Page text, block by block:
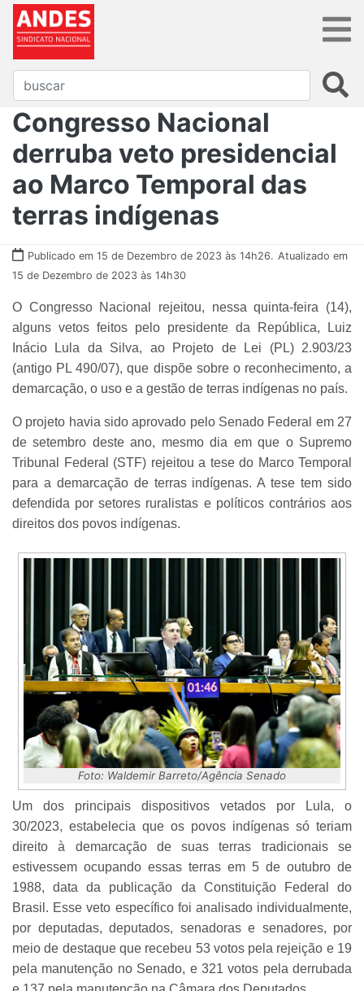
Congresso Nacional
derruba veto presidencial
ao Marco Temporal das
terras indígenas
Publicado em 15 de Dezembro de 2023 às 14h26. Atualizado em
15 de Dezembro de 2023 às 14h30
O Congresso Nacional rejeitou, nessa quinta-feira (14),
alguns vetos feitos pelo presidente da República, Luiz
Inácio Lula da Silva, ao Projeto de Lei (PL) 2.903/23
(antigo PL 490/07), que dispõe sobre o reconhecimento, a
demarcação, o uso e a gestão de terras indígenas no país.
O projeto havia sido aprovado pelo Senado Federal em 27
de setembro deste ano, mesmo dia em que o Supremo
Tribunal Federal (STF) rejeitou a tese do Marco Temporal
para a demarcação de terras indígenas. A tese tem sido
defendida por setores ruralistas e políticos contrários aos
direitos dos povos indígenas.
Foto: Waldemir Barreto/Agência Senado
Um dos principais dispositivos vetados por Lula, o
30/2023, estabelecia que os povos indígenas só teriam
direito à demarcação de suas terras tradicionais se
estivessem ocupando essas terras em 5 de outubro de
1988, data da publicação da Constituição Federal do
Brasil. Esse veto específico foi analisado individualmente,
por deputadas, deputados, senadoras e senadores, por
meio de destaque que recebeu 53 votos pela rejeição e 19
pela manutenção no Senado, e 321 votos pela derrubada